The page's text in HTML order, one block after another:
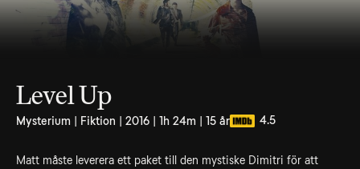
Level Up
Mysterium | Fiktion | 2016 | 1h 24m | 15 år 4.5
Matt måste leverera ett paket till den mystiske Dimitri för att